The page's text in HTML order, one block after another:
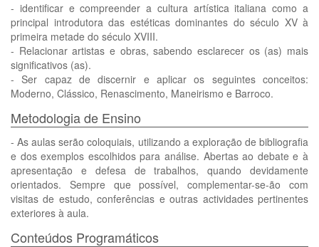
- identificar e compreender a cultura artística italiana como a
principal introdutora das estéticas dominantes do século XV à
primeira metade do século XVIII.
- Relacionar artistas e obras, sabendo esclarecer os (as) mais
significativos (as).
- Ser capaz de discernir e aplicar os seguintes conceitos:
Moderno, Clássico, Renascimento, Maneirismo e Barroco.
Metodologia de Ensino
- As aulas serão coloquiais, utilizando a exploração de bibliografia
e dos exemplos escolhidos para análise. Abertas ao debate e à
apresentação e defesa de trabalhos, quando devidamente
orientados. Sempre que possível, complementar-se-ão com
visitas de estudo, conferências e outras actividades pertinentes
exteriores à aula.
Conteúdos Programáticos